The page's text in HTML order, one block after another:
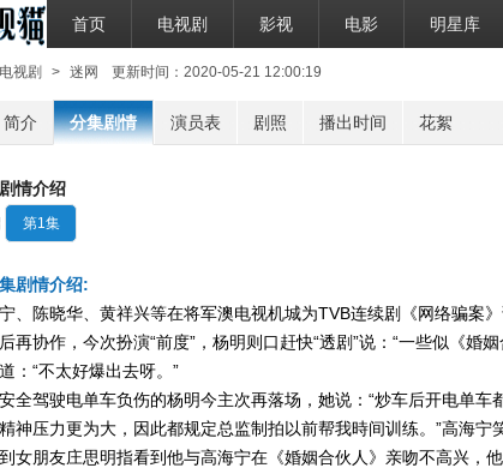
首页 电视剧 影视 电影 明星库
电视剧 > 迷网 更新时间：2020-05-21 12:00:19
简介 分集剧情 演员表 剧照 播出时间 花絮
情介绍
第1集
剧情介绍:
、陈晓华、黄祥兴等在将军澳电视机城为TVB连续剧《网络骗案
再协作，今次扮演“前度”，杨明则口赶快“透剧”说：“一些似《婚
：“不太好爆出去呀。”
全驾驶电单车负伤的杨明今主次再落场，她说：“炒车后开电单车
神压力更为大，因此都规定总监制拍以前帮我時间训练。”高海宁
女朋友庄思明指看到他与高海宁在《婚姻合伙人》亲吻不高兴，